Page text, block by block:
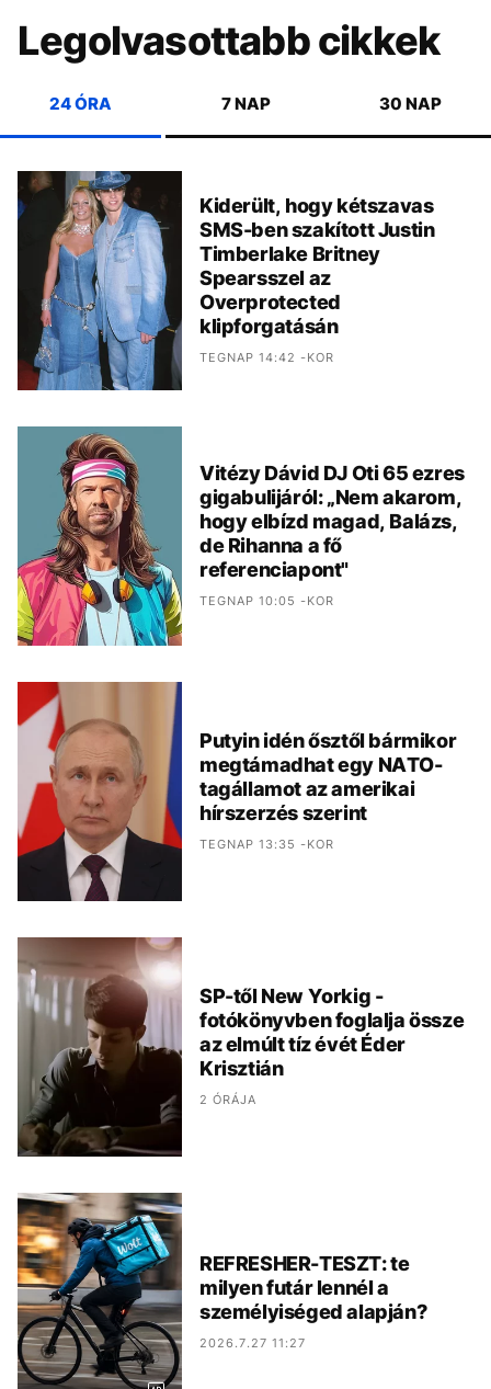
Legolvasottabb cikkek
24 ÓRA 7 NAP 30 NAP
Kiderült, hogy kétszavas
SMS-ben szakított Justin
Timberlake Britney
Spearsszel az
Overprotected
klipforgatásán
TEGNAP 14:42 -KOR
Vitézy Dávid DJ Oti 65 ezres
gigabulijáról: „Nem akarom,
hogy elbízd magad, Balázs,
de Rihanna a fő
referenciapont"
TEGNAP 10:05 -KOR
Putyin idén ősztől bármikor
megtámadhat egy NATO-
tagállamot az amerikai
hírszerzés szerint
TEGNAP 13:35 -KOR
SP-től New Yorkig -
fotókönyvben foglalja össze
az elmúlt tíz évét Éder
Krisztián
2 ÓRÁJA
REFRESHER-TESZT: te
milyen futár lennél a
személyiséged alapján?
2026.7.27 11:27